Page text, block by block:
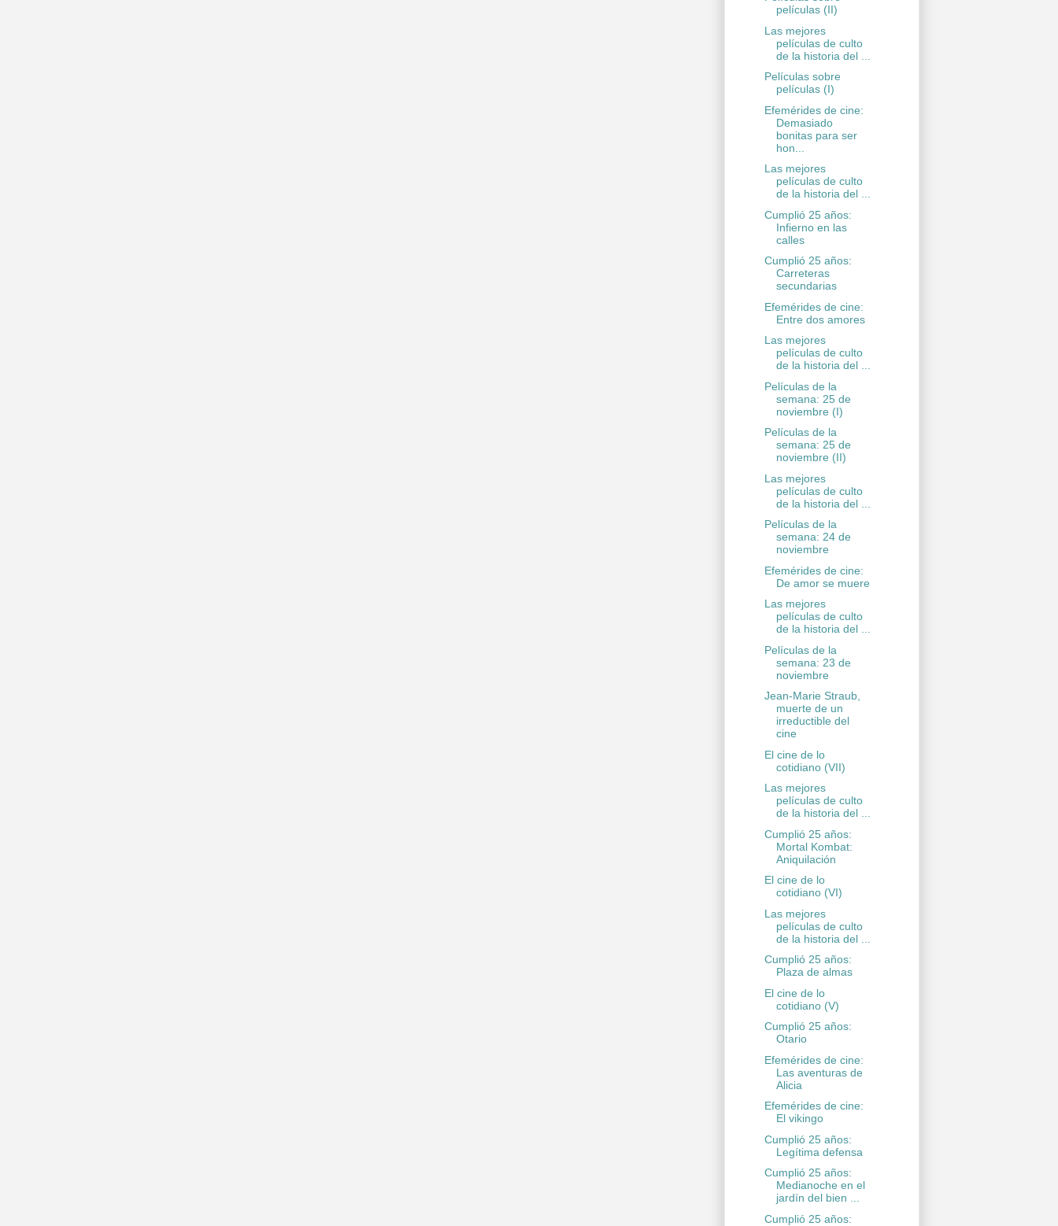
películas (II)
Las mejores
películas de culto
de la historia del ...
Películas sobre
películas (I)
Efemérides de cine:
Demasiado
bonitas para ser
hon...
Las mejores
películas de culto
de la historia del ...
Cumplió 25 años:
Infierno en las
calles
Cumplió 25 años:
Carreteras
secundarias
Efemérides de cine:
Entre dos amores
Las mejores
películas de culto
de la historia del ...
Películas de la
semana: 25 de
noviembre (I)
Películas de la
semana: 25 de
noviembre (II)
Las mejores
películas de culto
de la historia del ...
Películas de la
semana: 24 de
noviembre
Efemérides de cine:
De amor se muere
Las mejores
películas de culto
de la historia del ...
Películas de la
semana: 23 de
noviembre
Jean-Marie Straub,
muerte de un
irreductible del
cine
El cine de lo
cotidiano (VII)
Las mejores
películas de culto
de la historia del ...
Cumplió 25 años:
Mortal Kombat:
Aniquilación
El cine de lo
cotidiano (VI)
Las mejores
películas de culto
de la historia del ...
Cumplió 25 años:
Plaza de almas
El cine de lo
cotidiano (V)
Cumplió 25 años:
Otario
Efemérides de cine:
Las aventuras de
Alicia
Efemérides de cine:
El vikingo
Cumplió 25 años:
Legítima defensa
Cumplió 25 años:
Medianoche en el
jardín del bien ...
Cumplió 25 años: